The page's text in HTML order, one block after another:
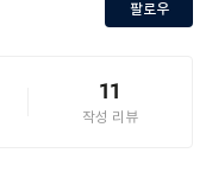
팔로우
11
작성 리뷰